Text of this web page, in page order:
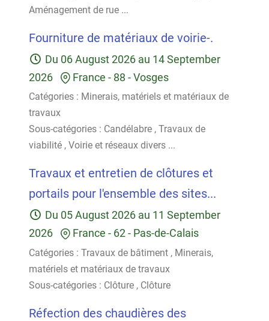
Aménagement de rue ...
Fourniture de matériaux de voirie-.
Du 06 August 2026 au 14 September
2026
France - 88 - Vosges
Catégories : Minerais, matériels et matériaux de
travaux
Sous-catégories : Candélabre , Travaux de
viabilité , Voirie et réseaux divers ...
Travaux et entretien de clôtures et
portails pour l'ensemble des sites...
Du 05 August 2026 au 11 September
2026
France - 62 - Pas-de-Calais
Catégories : Travaux de bâtiment , Minerais,
matériels et matériaux de travaux
Sous-catégories : Clôture , Clôture
Réfection des chaudières des